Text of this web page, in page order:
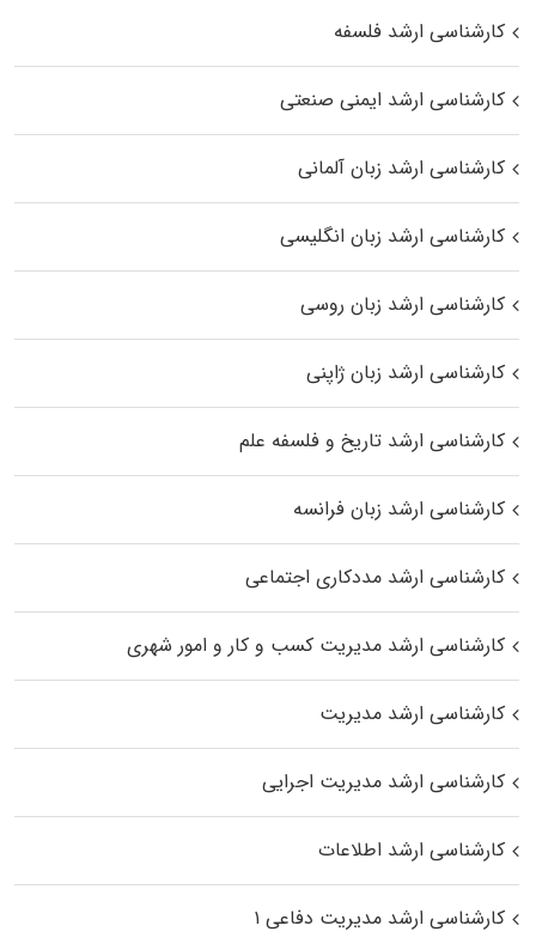
کارشناسی ارشد فلسفه
کارشناسی ارشد ایمنی صنعتی
کارشناسی ارشد زبان آلمانی
کارشناسی ارشد زبان انگلیسی
کارشناسی ارشد زبان روسی
کارشناسی ارشد زبان ژاپنی
کارشناسی ارشد تاریخ و فلسفه علم
کارشناسی ارشد زبان فرانسه
کارشناسی ارشد مددکاری اجتماعی
کارشناسی ارشد مدیریت کسب و کار و امور شهری
کارشناسی ارشد مدیریت
کارشناسی ارشد مدیریت اجرایی
کارشناسی ارشد اطلاعات
کارشناسی ارشد مدیریت دفاعی ۱